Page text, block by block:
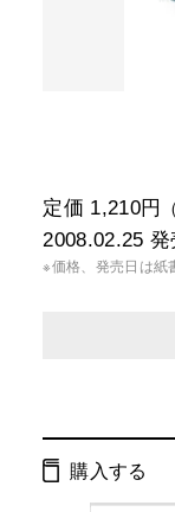
定価 1,210円
2008.02.25 発
※価格、発売日は紙
ISBN：
購入する